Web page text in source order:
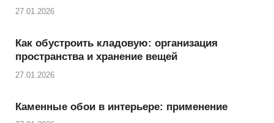
27.01.2026
Как обустроить кладовую: организация
пространства и хранение вещей
27.01.2026
Каменные обои в интерьере: применение